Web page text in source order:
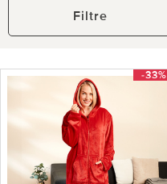
Filtre
-33%